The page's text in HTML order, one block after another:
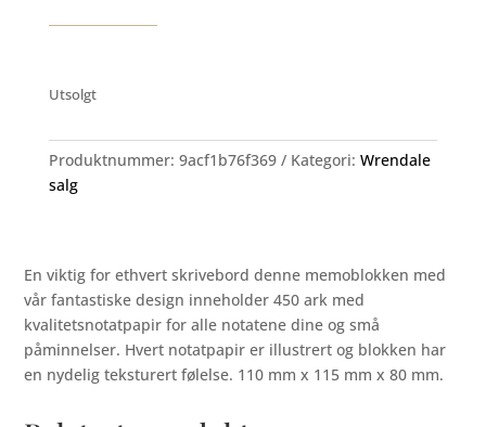
Utsolgt
Produktnummer: 9acf1b76f369 Kategori: Wrendale
salg
En viktig for ethvert skrivebord denne memoblokken med
vår fantastiske design inneholder 450 ark med
kvalitetsnotatpapir for alle notatene dine og små
påminnelser. Hvert notatpapir er illustrert og blokken har
en nydelig teksturert følelse. 110 mm x 115 mm x 80 mm.